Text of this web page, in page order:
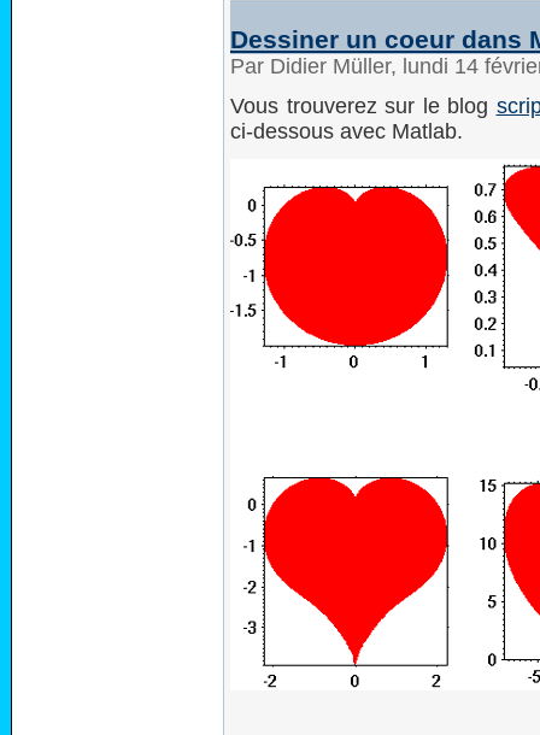
Dessiner un coeur dans
Par Didier Müller, lundi 14
Vous trouverez sur le blog
ci-dessous avec Matlab.